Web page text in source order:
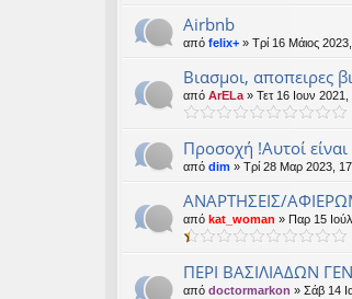
Airbnb
από felix+ » Τρί 16 Μάιος
Βιασμοι, αποπειρες
από ArELa » Τετ 16 Ιουν 2021,
Προσοχή !Αυτοί
από dim » Τρί 28 Μαρ 2023,
ΑΝΑΡΤΗΣΕΙΣ/
από kat_woman » Παρ 15
ΠΕΡΙ ΒΑΣΙΛΙΑΔΩΝ
από doctormarkon » Σάβ 14